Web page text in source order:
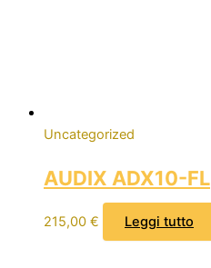
Uncategorized
AUDIX ADX10-FL
215,00 € Leggi tutto